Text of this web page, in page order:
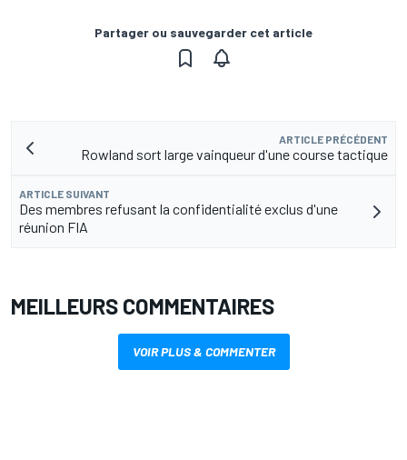
Partager ou sauvegarder cet article
ARTICLE PRÉCÉDENT
Rowland sort large vainqueur d'une course tactique
ARTICLE SUIVANT
Des membres refusant la confidentialité exclus d'une
réunion FIA
MEILLEURS COMMENTAIRES
VOIR PLUS & COMMENTER